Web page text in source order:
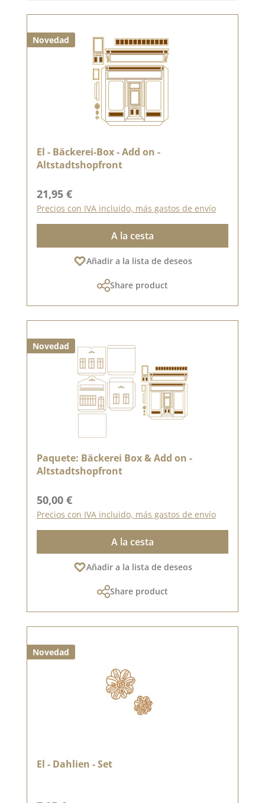
Novedad
El - Bäckerei-Box - Add on -
Altstadtshopfront
Precio normal:
21,95 €
Precios con IVA incluido, más gastos de envío
A la cesta
Añadir a la lista de deseos
Share product
Novedad
Paquete: Bäckerei Box & Add on -
Altstadtshopfront
Precio normal:
50,00 €
Precios con IVA incluido, más gastos de envío
A la cesta
Añadir a la lista de deseos
Share product
Novedad
El - Dahlien - Set